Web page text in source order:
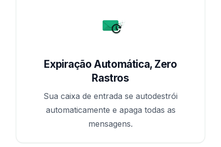
Expiração Automática, Zero
Rastros
Sua caixa de entrada se autodestrói
automaticamente e apaga todas as
mensagens.